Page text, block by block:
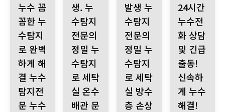
누수 꼼
꼼한 누
수탐지
로 완벽
하게 해
결 누수
탐지전
문 누수
생. 누
수탐지
전문의
정밀 누
수탐지
로 세탁
실 온수
배관 문
발생 누
수탐지
전문의
정밀 누
수탐지
로 세탁
실 방수
층 손상
24시간
누수전
화 상담
및 긴급
출동!
신속하
게 누수
해결!